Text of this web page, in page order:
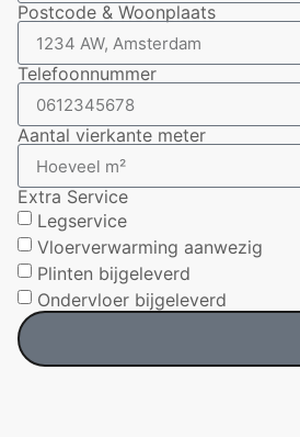
Postcode & Woonplaats
Telefoonnummer
Aantal vierkante meter
Extra Service
Legservice
Vloerverwarming aanwezig
Plinten bijgeleverd
Ondervloer bijgeleverd